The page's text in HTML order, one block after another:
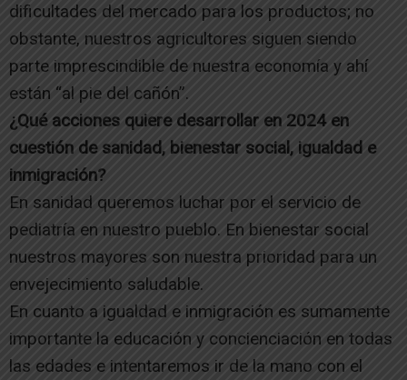
dificultades del mercado para los productos; no
obstante, nuestros agricultores siguen siendo
parte imprescindible de nuestra economía y ahí
están “al pie del cañón”.
¿Qué acciones quiere desarrollar en 2024 en
cuestión de sanidad, bienestar social, igualdad e
inmigración?
En sanidad queremos luchar por el servicio de
pediatría en nuestro pueblo. En bienestar social
nuestros mayores son nuestra prioridad para un
envejecimiento saludable.
En cuanto a igualdad e inmigración es sumamente
importante la educación y concienciación en todas
las edades e intentaremos ir de la mano con el